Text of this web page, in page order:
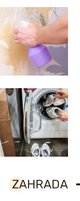
ZAHRADA